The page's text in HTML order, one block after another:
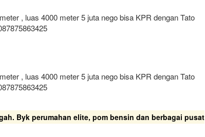
, luas 4000 meter 5 juta nego bisa KPR dengan Tato
, luas 4000 meter 5 juta nego bisa KPR dengan Tato
Byk perumahan elite, pom bensin dan berbagai pusat